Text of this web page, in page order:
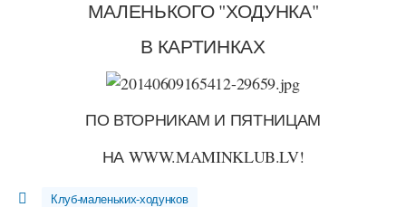
МАЛЕНЬКОГО "ХОДУНКА"
В КАРТИНКАХ
ПО ВТОРНИКАМ И ПЯТНИЦАМ
НА WWW.MAMINKLUB.LV!
Клуб-маленьких-ходунков